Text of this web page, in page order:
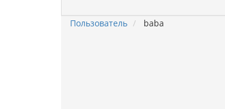
Пользователь baba